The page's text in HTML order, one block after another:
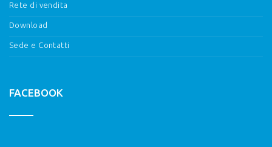
Rete di vendita
Download
Sede e Contatti
FACEBOOK